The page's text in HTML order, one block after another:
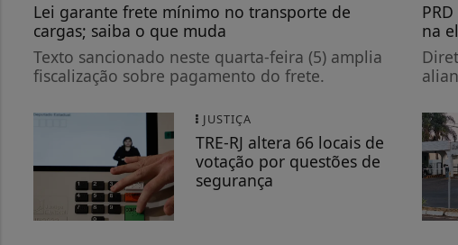
Lei garante frete mínimo no transporte de
cargas; saiba o que muda
Texto sancionado neste quarta-feira (5) amplia
fiscalização sobre pagamento do frete.
na
JUSTIÇA
TRE-RJ altera 66 locais de
votação por questões de
segurança